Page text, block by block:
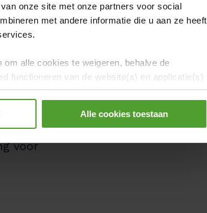
onze site met onze partners voor social
met andere informatie die u aan ze heeft
alle cookies te weigeren, behalve de
functioneren van de website(s) en applicatie(s)
Alle cookies toestaan
een
voor